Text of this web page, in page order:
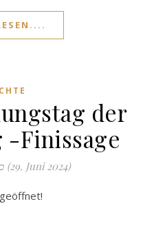
der
-Finissage
כ״ג בסיון ה׳תשפ״ד (29. Juni 2024)